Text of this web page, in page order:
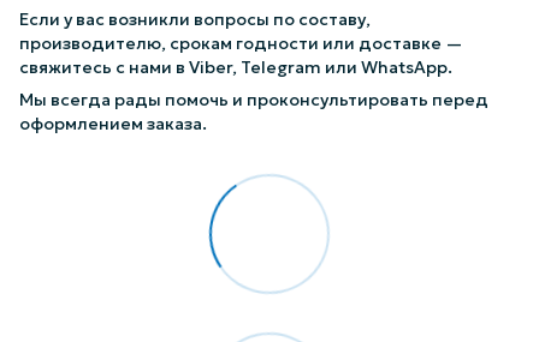
Если у вас возникли вопросы по составу,
производителю, срокам годности или доставке —
свяжитесь с нами в Viber, Telegram или WhatsApp.
Мы всегда рады помочь и проконсультировать перед
оформлением заказа.